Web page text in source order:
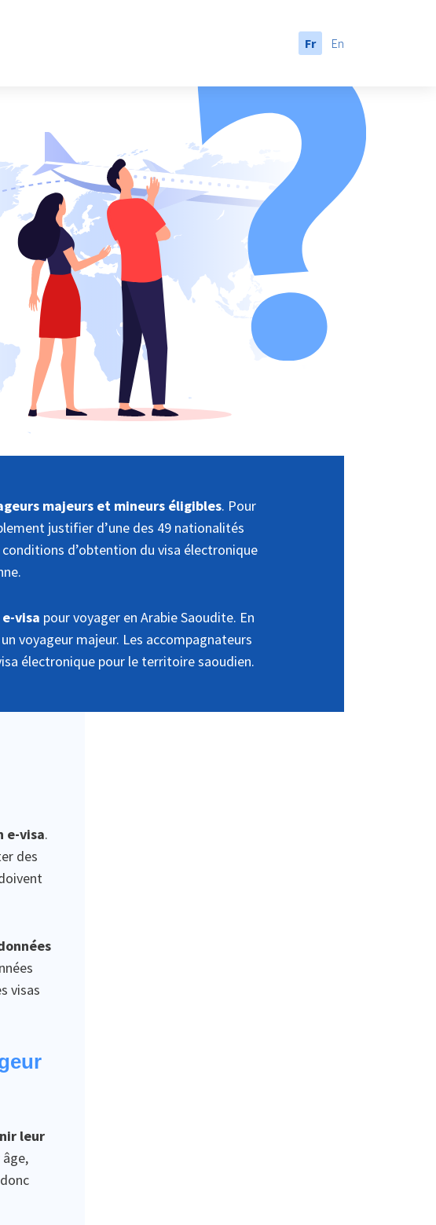
Fr En
majeurs et mineurs éligibles. Pour
justifier d’une des 49 nationalités
d’obtention du visa électronique
visa pour voyager en Arabie Saoudite. En
voyageur majeur. Les accompagnateurs
électronique pour le territoire saoudien.
e-visa.
des
visas
leur